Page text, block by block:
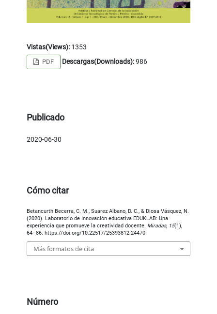
Vistas(Views): 1353
PDF Descargas(Downloads):986
Publicado
2020-06-30
Cómo citar
Betancurth Becerra, C. M., Suarez Albano, D. C., & Diosa Vásquez, N.
(2020). Laboratorio de Innovación educativa EDUKLAB: Una
experiencia que promueve la creatividad docente. Miradas, 15(1),
64–86. https://doi.org/10.22517/25393812.24470
Más formatos de cita
Número